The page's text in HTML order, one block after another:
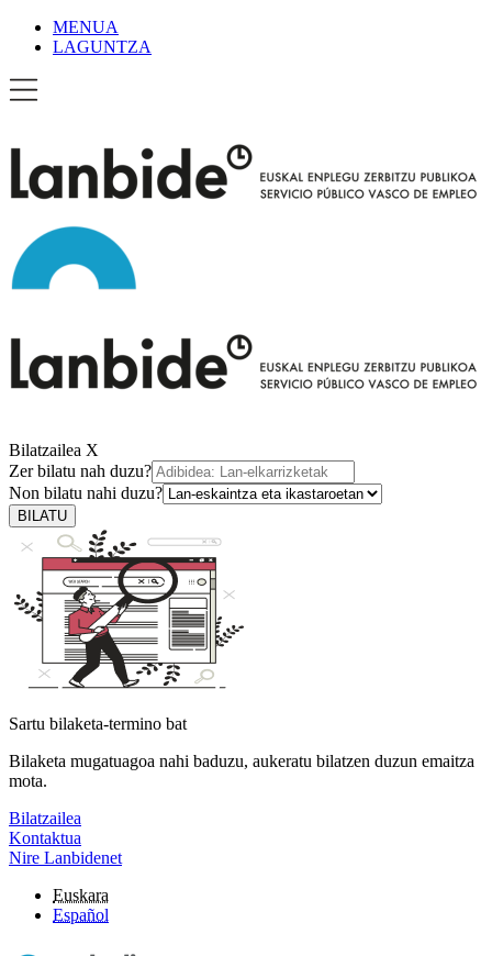
MENUA
LAGUNTZA
Bilatzailea X
Zer bilatu nah duzu?
Non bilatu nahi duzu?
BILATU
Sartu bilaketa-termino bat
Bilaketa mugatuagoa nahi baduzu, aukeratu bilatzen duzun emaitza
mota.
Bilatzailea
Kontaktua
Nire Lanbidenet
Euskara
Español